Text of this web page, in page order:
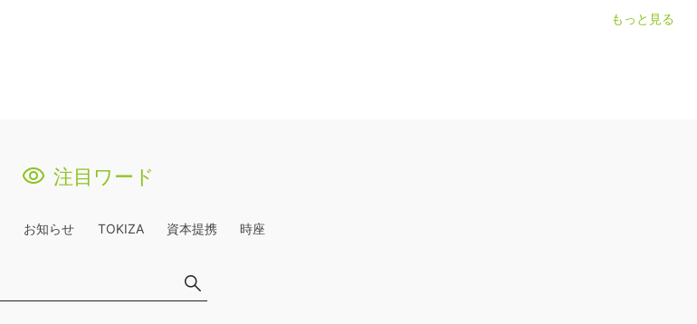
もっと見る
注目ワード
お知らせ TOKIZA 資本提携 時座